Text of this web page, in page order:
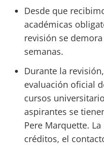
Desde que
académicas
revisión se
semanas.
Durante la
evaluación oficial
cursos
aspirantes se
Pere Marquette.
créditos, el